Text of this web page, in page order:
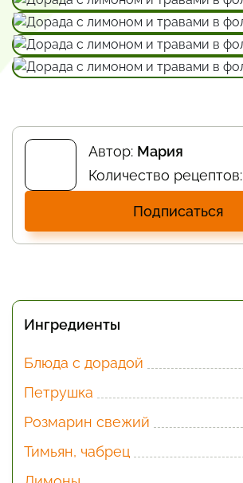
Автор: Мария
Количество рецептов:
Подписаться
Ингредиенты
Блюда с дорадой
Петрушка
Розмарин свежий
Тимьян, чабрец